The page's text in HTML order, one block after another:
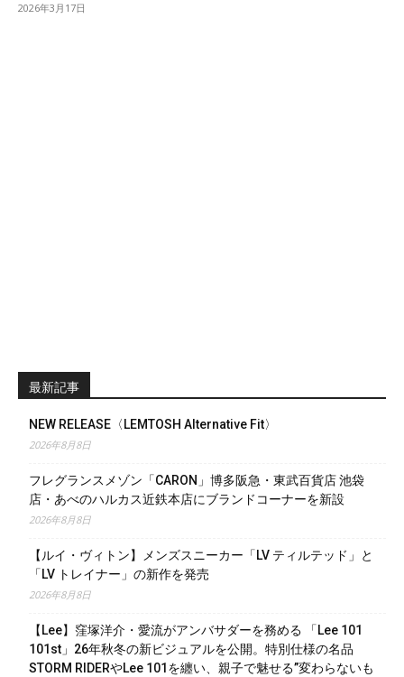
2026年3月17日
最新記事
NEW RELEASE〈LEMTOSH Alternative Fit〉
2026年8月8日
フレグランスメゾン「CARON」博多阪急・東武百貨店 池袋
店・あべのハルカス近鉄本店にブランドコーナーを新設
2026年8月8日
【ルイ・ヴィトン】メンズスニーカー「LV ティルテッド」と
「LV トレイナー」の新作を発売
2026年8月8日
【Lee】窪塚洋介・愛流がアンバサダーを務める 「Lee 101
101st」26年秋冬の新ビジュアルを公開。特別仕様の名品
STORM RIDERやLee 101を纏い、親子で魅せる”変わらないも